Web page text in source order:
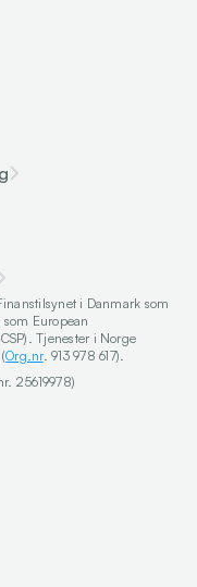
i Danmark som
European
Tjenester i Norge
Org.nr. 913 978 617).
25619978)